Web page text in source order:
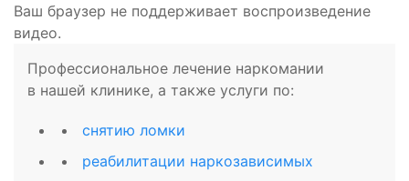
Ваш браузер не поддерживает воспроизведение
видео.
Профессиональное лечение наркомании
в нашей клинике, а также услуги по:
снятию ломки
реабилитации наркозависимых